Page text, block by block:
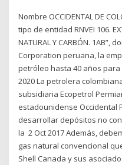
Nombre OCCIDENTAL DE
tipo de entidad RNVEI 106.
NATURAL Y CARBÓN.
Corporation peruana, la
petróleo hasta 40 años para
2020 La petrolera
subsidiaria Ecopetrol
estadounidense Occidental
desarrollar depósitos no
la 2 Oct 2017 Además,
gas natural convencional
Shell Canada y sus